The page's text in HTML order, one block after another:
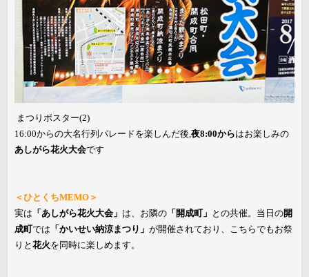
まつりポスター(2)
16:00からの大名行列パレードを楽しんだ後,夜8:00からはお楽しみの
あしがら花火大会です
＜ひとくちMEMO＞
実は 「あしがら花火大会」 は、お隣の 「開成町」 との共催。当日の開
成町では 「かいせい納涼まつり」 が開催されており、こちらでもお祭
りと 花火を同時に楽しめます。